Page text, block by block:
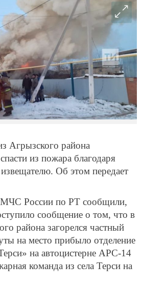
Агрызского района
из пожара благодаря
Об этом передает
России по РТ сообщили,
сообщение о том, что в
района загорелся частный
на место прибыло отделение
на автоцистерне АРС-14
команда из села Терси на